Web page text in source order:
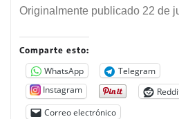
Originalmente publicado 22 de
Comparte esto:
WhatsApp
Telegram
Instagram
Correo electrónico